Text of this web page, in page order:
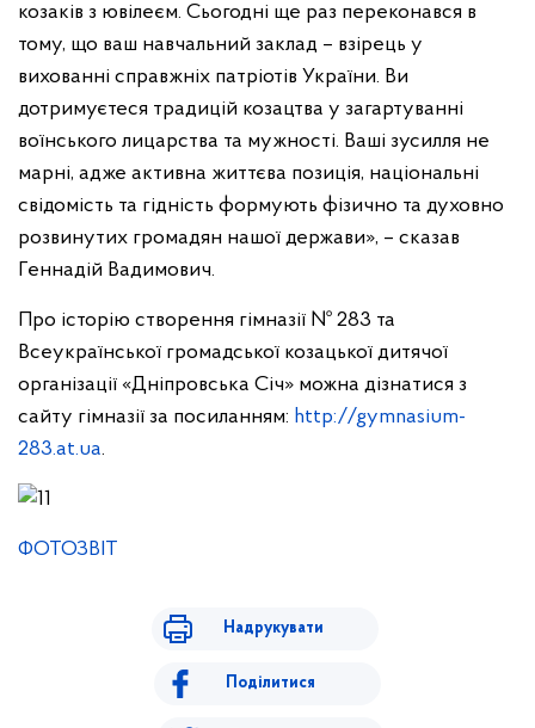
козаків з ювілеєм. Сьогодні ще раз переконався в
тому, що ваш навчальний заклад – взірець у
вихованні справжніх патріотів України. Ви
дотримуєтеся традицій козацтва у загартуванні
воїнського лицарства та мужності. Ваші зусилля не
марні, адже активна життєва позиція, національні
свідомість та гідність формують фізично та духовно
розвинутих громадян нашої держави», – сказав
Геннадій Вадимович.
Про історію створення гімназії № 283 та
Всеукраїнської громадської козацької дитячої
організації «Дніпровська Січ» можна дізнатися з
сайту гімназії за посиланням: http://gymnasium-
283.at.ua.
ФОТОЗВІТ
Надрукувати
Поділитися